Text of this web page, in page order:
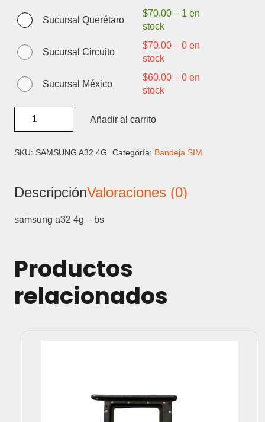
Sucursal Querétaro
$70.00 – 1 en
stock
Sucursal Circuito
$70.00 –0 en
stock
Sucursal México
$60.00 –0 en
stock
-
cantidad
Añadir al carrito
SKU: SAMSUNG A32 4G Categoría: Bandeja SIM
DescripciónValoraciones (0)
samsung a32 4g – bs
Productos
relacionados